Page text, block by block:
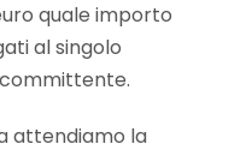
quale importo
al singolo
attendiamo la